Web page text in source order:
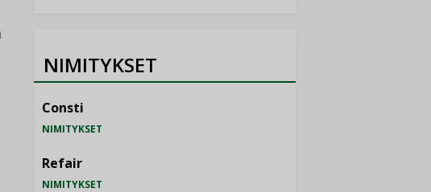
NIMITYKSET
Consti
NIMITYKSET
Refair
NIMITYKSET